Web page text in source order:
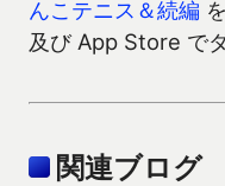
んこテニス＆続編
及び App Store で
関連ブログ